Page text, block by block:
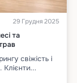
29 Грудня 2025
та
свіжість і